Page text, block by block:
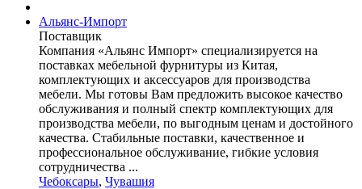
Альянс-Импорт
Поставщик
Компания «Альянс Импорт» специализируется на
поставках мебельной фурнитуры из Китая,
комплектующих и аксессуаров для производства
мебели. Мы готовы Вам предложить высокое качество
обслуживания и полный спектр комплектующих для
производства мебели, по выгодным ценам и достойного
качества. Стабильные поставки, качественное и
профессиональное обслуживание, гибкие условия
сотрудничества ...
Чебоксары, Чувашия